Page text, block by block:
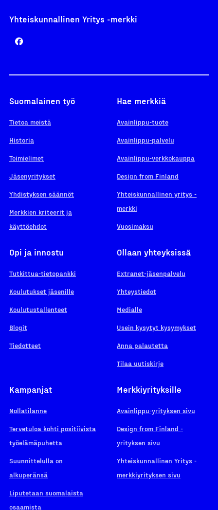
Yhteiskunnallinen Yritys -merkki
Suomalainen työ
Tietoa meistä
Historia
Toimielimet
Jäsenyritykset
Yhdistyksen säännöt
Merkkien kriteerit ja
käyttöehdot
Hae merkkiä
Avainlippu-tuote
Avainlippu-palvelu
Avainlippu-verkkokauppa
Design from Finland
Yhteiskunnallinen yritys -
merkki
Vuosimaksu
Opi ja innostu
Tutkittua-tietopankki
Koulutukset jäsenille
Koulutustallenteet
Blogit
Tiedotteet
Ollaan yhteyksissä
Extranet-jäsenpalvelu
Yhteystiedot
Medialle
Usein kysytyt kysymykset
Anna palautetta
Tilaa uutiskirje
Kampanjat
Nollatilanne
Tervetuloa kohti positiivista
työelämäpuhetta
Suunnittelulla on
alkuperänsä
Liputetaan suomalaista
osaamista
Merkkiyrityksille
Avainlippu-yrityksen sivu
Design from Finland -
yrityksen sivu
Yhteiskunnallinen Yritys -
merkkiyrityksen sivu